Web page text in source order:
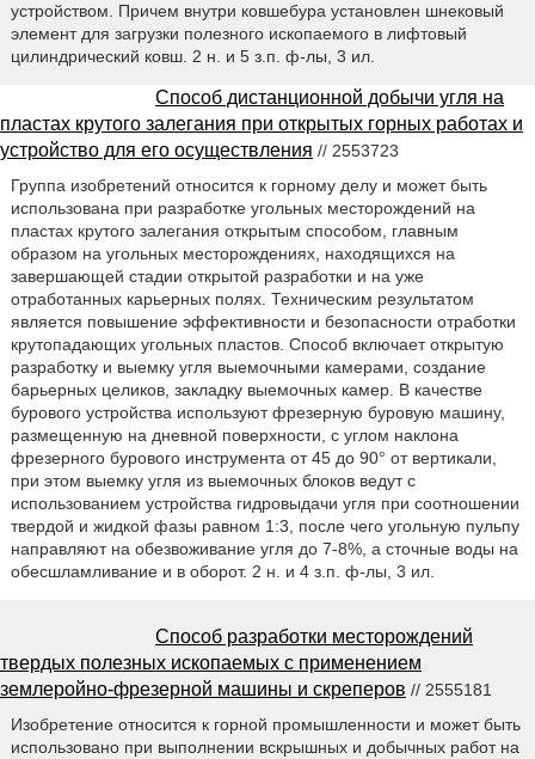
устройством. Причем внутри ковшебура установлен шнековый
элемент для загрузки полезного ископаемого в лифтовый
цилиндрический ковш. 2 н. и 5 з.п. ф-лы, 3 ил.
Способ дистанционной добычи угля на
пластах крутого залегания при открытых горных работах и
устройство для его осуществления // 2553723
Группа изобретений относится к горному делу и может быть
использована при разработке угольных месторождений на
пластах крутого залегания открытым способом, главным
образом на угольных месторождениях, находящихся на
завершающей стадии открытой разработки и на уже
отработанных карьерных полях. Техническим результатом
является повышение эффективности и безопасности отработки
крутопадающих угольных пластов. Способ включает открытую
разработку и выемку угля выемочными камерами, создание
барьерных целиков, закладку выемочных камер. В качестве
бурового устройства используют фрезерную буровую машину,
размещенную на дневной поверхности, с углом наклона
фрезерного бурового инструмента от 45 до 90° от вертикали,
при этом выемку угля из выемочных блоков ведут с
использованием устройства гидровыдачи угля при соотношении
твердой и жидкой фазы равном 1:3, после чего угольную пульпу
направляют на обезвоживание угля до 7-8%, а сточные воды на
обесшламливание и в оборот. 2 н. и 4 з.п. ф-лы, 3 ил.
Способ разработки месторождений
твердых полезных ископаемых с применением
землеройно-фрезерной машины и скреперов // 2555181
Изобретение относится к горной промышленности и может быть
использовано при выполнении вскрышных и добычных работ на